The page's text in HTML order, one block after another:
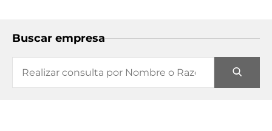
Buscar empresa